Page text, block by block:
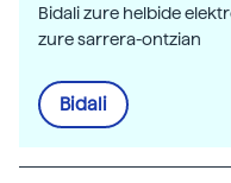
Bidali zure helbide
zure sarrera-ontzian
Bidali